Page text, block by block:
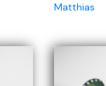
Matthias